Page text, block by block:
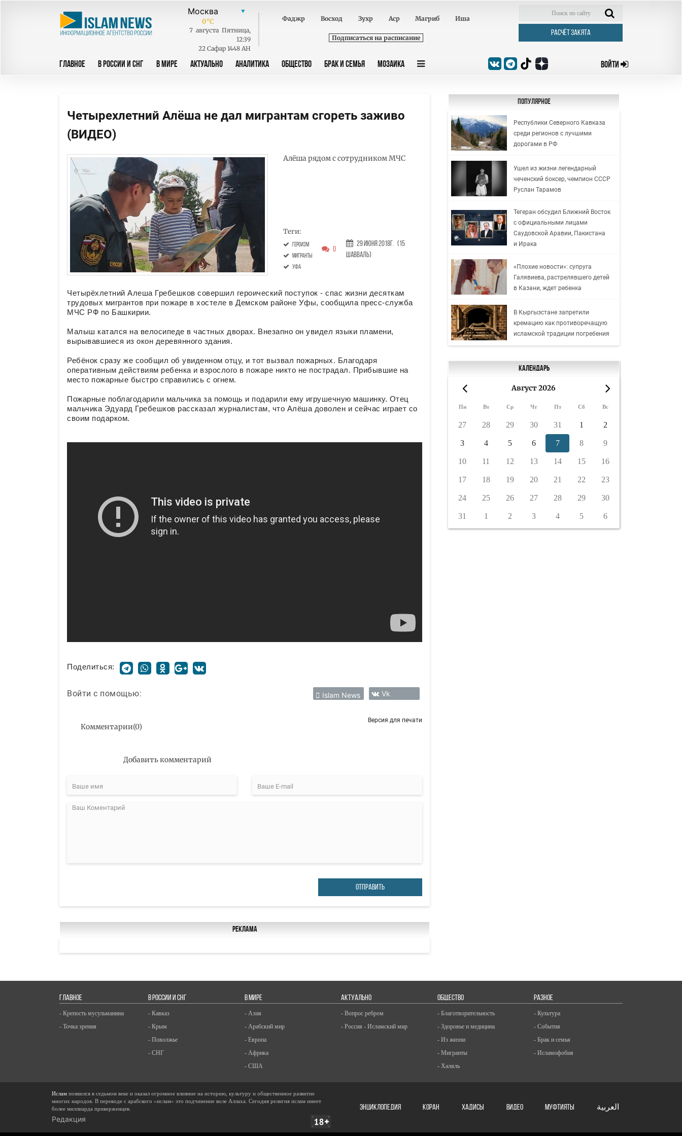
0°C
7 августа Пятница,
12:39
22 Сафар 1448 AH
Фаджр Восход Зухр Аср Магриб Иша
Подписаться на расписание
РАСЧЁТ ЗАКЯТА
ГЛАВНОЕ В РОССИИ И СНГ В МИРЕ АКТУАЛЬНО АНАЛИТИКА ОБЩЕСТВО БРАК И СЕМЬЯ МОЗАИКА ВОЙТИ
Четырехлетний Алёша не дал мигрантам сгореть заживо
(ВИДЕО)
Алёша рядом с сотрудником МЧС
Теги:
героизм
мигранты
Уфа
0
29 Июня 2018г. (15
Шавваль)
Четырёхлетний Алеша Гребешков совершил героический поступок - спас жизни десяткам
трудовых мигрантов при пожаре в хостеле в Демском районе Уфы, сообщила пресс-служба
МЧС РФ по Башкирии.
Малыш катался на велосипеде в частных дворах. Внезапно он увидел языки пламени,
вырывавшиеся из окон деревянного здания.
Ребёнок сразу же сообщил об увиденном отцу, и тот вызвал пожарных. Благодаря
оперативным действиям ребенка и взрослого в пожаре никто не пострадал. Прибывшие на
место пожарные быстро справились с огнем.
Пожарные поблагодарили мальчика за помощь и подарили ему игрушечную машинку. Отец
мальчика Эдуард Гребешков рассказал журналистам, что Алёша доволен и сейчас играет со
своим подарком.
Поделиться:
Войти с помощью: Islam News Vk
Комментарии(0)
Версия для печати
Добавить комментарий
ОТПРАВИТЬ
Реклама
Популярное
Республики Северного Кавказа
среди регионов с лучшими
дорогами в РФ
Ушел из жизни легендарный
чеченский боксер, чемпион СССР
Руслан Тарамов
Тегеран обсудил Ближний Восток
с официальными лицами
Саудовской Аравии, Пакистана
и Ирака
«Плохие новости»: супруга
Галявиева, растрелявшего детей
в Казани, ждет ребенка
В Кыргызстане запретили
кремацию как противоречащую
исламской традиции погребения
Календарь
Август 2026
Пн Вт Ср Чт Пт Сб Вс
27 28 29 30 31 1 2
3 4 5 6 7 8 9
10 11 12 13 14 15 16
17 18 19 20 21 22 23
24 25 26 27 28 29 30
31 1 2 3 4 5 6
ГЛАВНОЕ
- Крепость мусульманина
- Точка зрения
В РОССИИ И СНГ
- Кавказ
- Крым
- Поволжье
- СНГ
В МИРЕ
- Азия
- Арабский мир
- Европа
- Африка
- США
АКТУАЛЬНО
- Вопрос ребром
- Россия - Исламский мир
ОБЩЕСТВО
- Благотворительность
- Здоровье и медицина
- Из жизни
- Мигранты
- Халяль
РАЗНОЕ
- Культура
- События
- Брак и семья
- Исламофобия
Ислам появился в седьмом веке и оказал огромное влияние на историю, культуру и общественное развитие
многих народов. В переводе с арабского «ислам» это подчинение воле Аллаха. Сегодня религия ислам имеет
более миллиарда приверженцев.
Редакция
ЭНЦИКЛОПЕДИЯ КОРАН ХАДИСЫ ВИДЕО Муфтияты العربية